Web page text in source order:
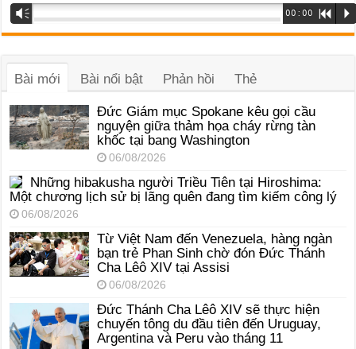
Trình
phát
âm
Vm 00:00 R P
Bài mới Bài nổi bật Phản hồi Thẻ
Đức Giám mục Spokane kêu gọi cầu
nguyện giữa thảm họa cháy rừng tàn
khốc tại bang Washington
06/08/2026
Những hibakusha người Triều Tiên tại Hiroshima:
Một chương lịch sử bị lãng quên đang tìm kiếm công lý
06/08/2026
Từ Việt Nam đến Venezuela, hàng ngàn
bạn trẻ Phan Sinh chờ đón Đức Thánh
Cha Lêô XIV tại Assisi
06/08/2026
Đức Thánh Cha Lêô XIV sẽ thực hiện
chuyến tông du đầu tiên đến Uruguay,
Argentina và Peru vào tháng 11